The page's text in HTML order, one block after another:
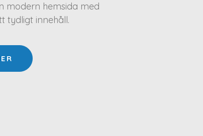
modern hemsida med
tydligt innehåll.